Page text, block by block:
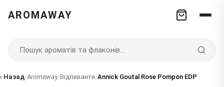
AROMAWAY
‹ Назад/Aromaway/Відливанти/Annick Goutal Rose Pompon EDP